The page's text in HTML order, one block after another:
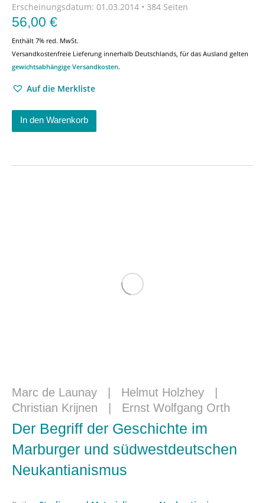
Erscheinungsdatum: 01.03.2014 • 384 Seiten
56,00 €
Enthält 7% red. MwSt.
Versandkostenfreie Lieferung innerhalb Deutschlands, für das Ausland gelten
gewichtsabhängige Versandkosten.
Auf die Merkliste
In den Warenkorb
Marc de Launay | Helmut Holzhey |
Christian Krijnen | Ernst Wolfgang Orth
Der Begriff der Geschichte im
Marburger und südwestdeutschen
Neukantianismus